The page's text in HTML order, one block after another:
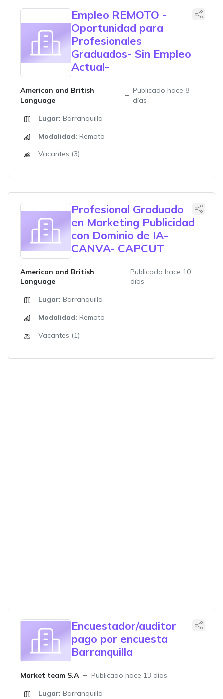
Empleo REMOTO -
Oportunidad para
Profesionales
Graduados- Sin Empleo
Actual-
American and British
Language
Publicado hace 8
días
Lugar: Barranquilla
Modalidad: Remoto
Vacantes (3)
Profesional Graduado
en Marketing Publicidad
con Dominio de IA-
CANVA- CAPCUT
American and British
Language
Publicado hace 10
días
Lugar: Barranquilla
Modalidad: Remoto
Vacantes (1)
Encuestador/auditor
pago por encuesta
Barranquilla
Market team S.A
Publicado hace 13 días
Lugar: Barranquilla